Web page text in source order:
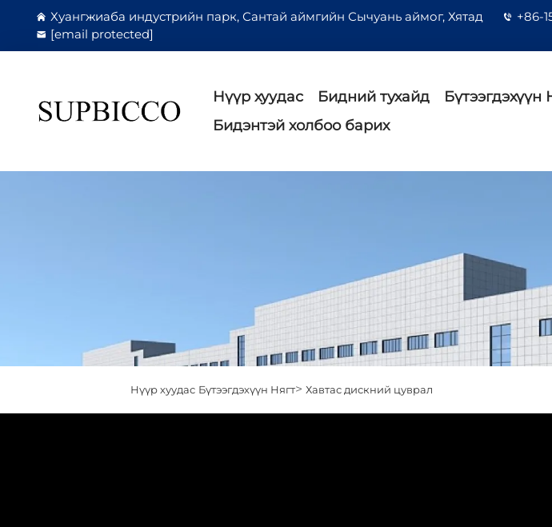
Хуангжиаба индустрийн парк, Сантай аймгийн Сычуань аймог, Хятад
+86-
[email protected]
Нүүр хуудас Бидний тухайд Бүтээгдэхүүн
Бидэнтэй холбоо барих
Нүүр хуудас Бүтээгдэхүүн Нягт> Хавтас дискний цуврал